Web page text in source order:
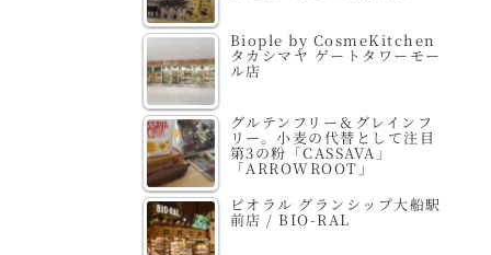
Biople by CosmeKitchen
タカシマヤ ゲートタワーモー
ル店
グルテンフリー＆グレインフ
リー。小麦の代替として注目
第3の粉「CASSAVA」
「ARROWROOT」
ビオラル グランシップ大船駅
前店 / BIO-RAL